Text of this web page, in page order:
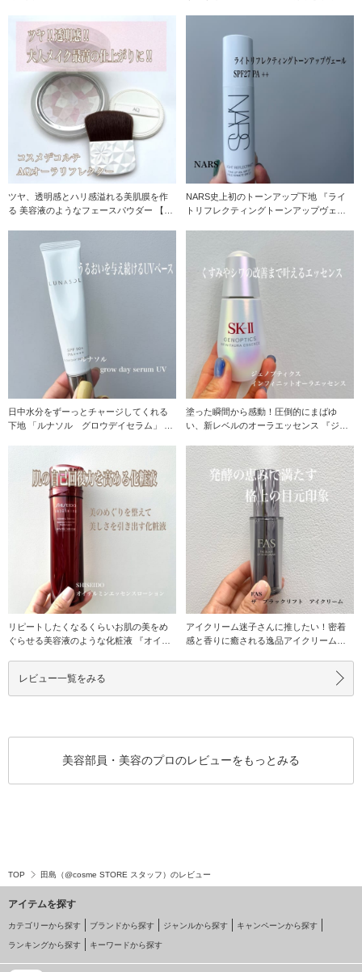
ツヤ、透明感とハリ感溢れる美肌膜を作
る 美容液のようなフェースパウダー 【コ
NARS史上初のトーンアップ下地 『ライ
トリフレクティングトーンアップヴェー
日中水分をずーっとチャージしてくれる
下地 「ルナソル グロウデイセラム」 美
塗った瞬間から感動！圧倒的にまばゆ
い、新レベルのオーラエッセンス 『ジェ
リピートしたくなるくらいお肌の美をめ
ぐらせる美容液のような化粧液 『オイデ
アイクリーム迷子さんに推したい！密着
感と香りに癒される逸品アイクリーム！
レビュー一覧をみる
美容部員・美容のプロのレビューをもっとみる
TOP 田島（@cosme STORE スタッフ）のレビュー
アイテムを探す
カテゴリーから探す ブランドから探す ジャンルから探す キャンペーンから探す
ランキングから探す キーワードから探す